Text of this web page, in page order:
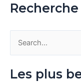
Les plus